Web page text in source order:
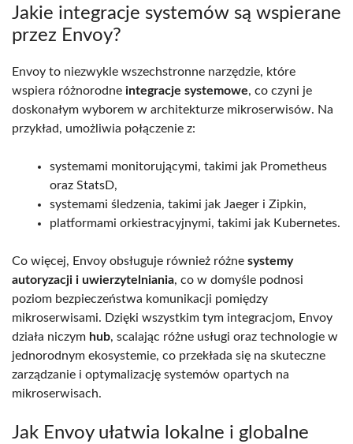
Jakie integracje systemów są wspierane
przez Envoy?
Envoy to niezwykle wszechstronne narzędzie, które
wspiera różnorodne integracje systemowe, co czyni je
doskonałym wyborem w architekturze mikroserwisów. Na
przykład, umożliwia połączenie z:
systemami monitorującymi, takimi jak Prometheus
oraz StatsD,
systemami śledzenia, takimi jak Jaeger i Zipkin,
platformami orkiestracyjnymi, takimi jak Kubernetes.
Co więcej, Envoy obsługuje również różne systemy
autoryzacji i uwierzytelniania, co w domyśle podnosi
poziom bezpieczeństwa komunikacji pomiędzy
mikroserwisami. Dzięki wszystkim tym integracjom, Envoy
działa niczym hub, scalając różne usługi oraz technologie w
jednorodnym ekosystemie, co przekłada się na skuteczne
zarządzanie i optymalizację systemów opartych na
mikroserwisach.
Jak Envoy ułatwia lokalne i globalne